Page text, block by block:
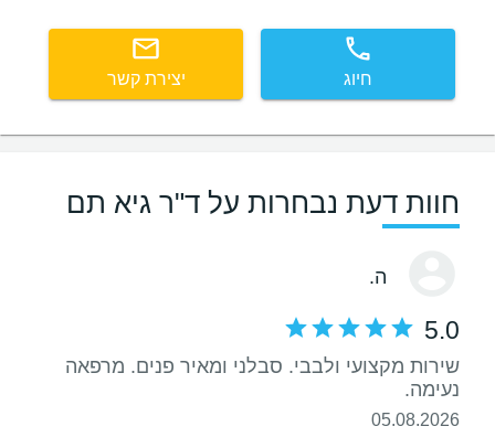
חיוג יצירת קשר
חוות דעת נבחרות על ד"ר גיא תם
ה.
5.0
שירות מקצועי ולבבי. סבלני ומאיר פנים. מרפאה
נעימה.
05.08.2026